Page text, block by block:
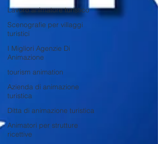
Lavoro animatore turistico
Scenografie per villaggi
turistici
I Migliori Agenzie Di
Animazione
tourism animation
Azienda di animazione
turistica
Ditta di animazione turistica
Animatori per strutture
ricettive